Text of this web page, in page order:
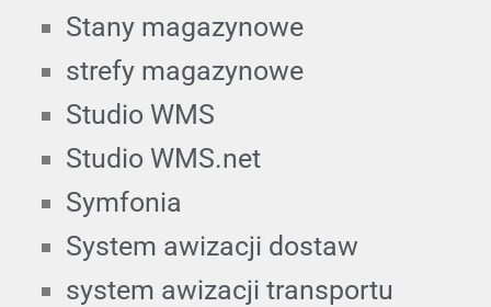
Stany magazynowe
strefy magazynowe
Studio WMS
Studio WMS.net
Symfonia
System awizacji dostaw
system awizacji transportu